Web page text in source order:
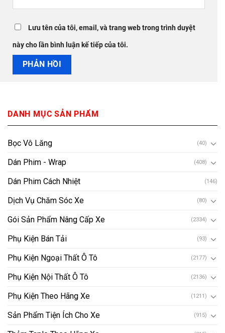
DANH MỤC SẢN PHẨM
Bọc Vô Lăng (40)
Dán Phim - Wrap (408)
Dán Phim Cách Nhiệt (146)
Dịch Vụ Chăm Sóc Xe (80)
Gói Sản Phẩm Nâng Cấp Xe (2334)
Phụ Kiện Bán Tải (93)
Phụ Kiện Ngoại Thất Ô Tô (2177)
Phụ Kiện Nội Thất Ô Tô (2136)
Phụ Kiện Theo Hãng Xe (1211)
Sản Phẩm Tiện Ích Cho Xe (915)
Lưu tên của tôi, email, và trang web trong trình duyệt
này cho lần bình luận kế tiếp của tôi.